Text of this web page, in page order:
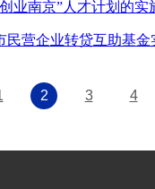
业南京”人才计划的实
民营企业转贷互助基金
2 3 4